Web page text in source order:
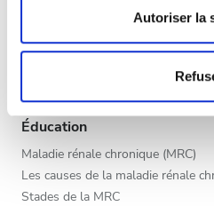
déclaration sur les cookies.
Les cookies nous permettent
et les annonces, d'offrir des
médias sociaux et d'analyser
partageons également des
publicité et d'analyse, qui
avec d'autres informations
Autoriser la
Fin d’après-midi
Soir
Appréciation
Bien
Très bien
Inscrivez votre clinique
Éducation
Maladie rénale chronique (MRC)
Les causes de la maladie rénale
Stades de la MRC